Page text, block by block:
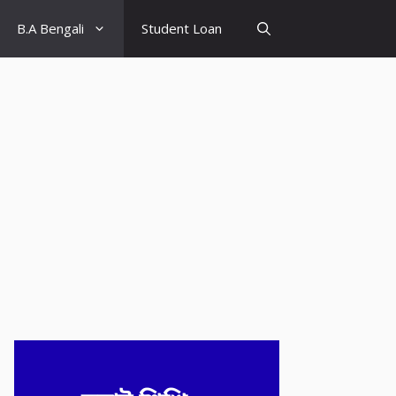
B.A Bengali Student Loan